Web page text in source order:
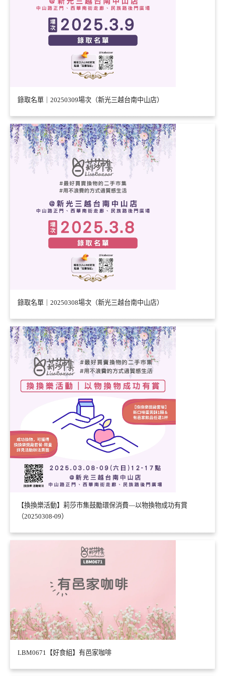
錄取名單｜20250309場次（新光三越台南中山店）
錄取名單｜20250308場次（新光三越台南中山店）
【換換樂活動】莉莎市集鼓勵環保消費—以物換物成功有賞
（20250308-09）
LBM0671【好食組】有邑家咖啡